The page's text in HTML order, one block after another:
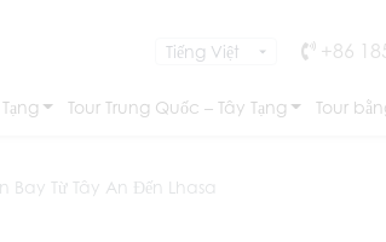
+86
Tour Trung Quốc – Tây Tạng Tour
Bay Từ Tây An Đến Lhasa